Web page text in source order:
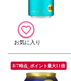
8/7時点_ポイント最大11倍